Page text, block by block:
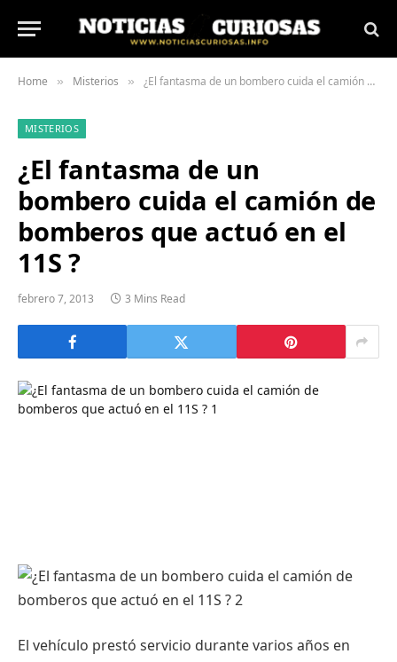
Home » Misterios » ¿El fantasma de un bombero cuida el camión de bomberos que actuó en el 11S ?
MISTERIOS
¿El fantasma de un
bombero cuida el camión de
bomberos que actuó en el
11S ?
febrero 7, 2013 3 Mins Read
El vehículo prestó servicio durante varios años en